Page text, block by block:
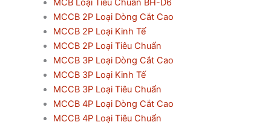
MCB Loại Tiêu Chuẩn BH-D6
MCCB 2P Loại Dòng Cắt Cao
MCCB 2P Loại Kinh Tế
MCCB 2P Loại Tiêu Chuẩn
MCCB 3P Loại Dòng Cắt Cao
MCCB 3P Loại Kinh Tế
MCCB 3P Loại Tiêu Chuẩn
MCCB 4P Loại Dòng Cắt Cao
MCCB 4P Loại Tiêu Chuẩn